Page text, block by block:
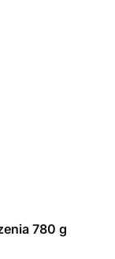
780 g